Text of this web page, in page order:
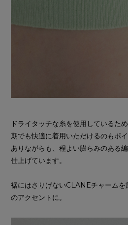
ドライタッチな糸を使用しているた
期でも快適に着用いただけるのもポ
ありながらも、程よい膨らみのある
仕上げています。
裾にはさりげないCLANEチャームを
のアクセントに。